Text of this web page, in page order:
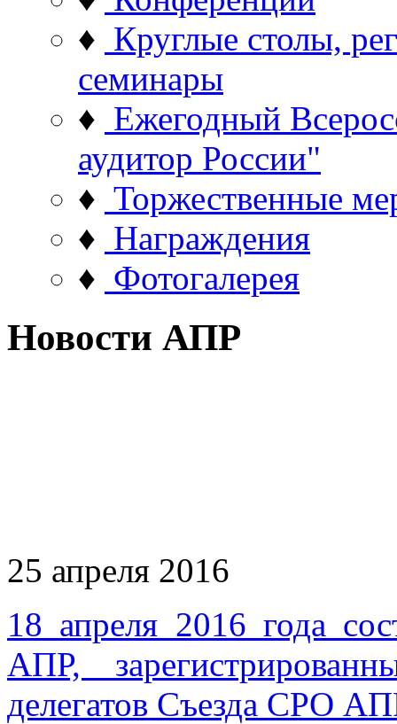
♦ Круглые столы,
семинары
♦ Ежегодный
аудитор России"
♦ Торжественные
♦ Награждения
♦ Фотогалерея
Новости АПР
25 апреля 2016
18 апреля 2016 года
АПР,
делегатов Съезда СРО